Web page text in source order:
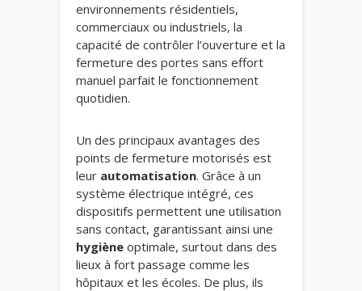
environnements résidentiels,
commerciaux ou industriels, la
capacité de contrôler l’ouverture et la
fermeture des portes sans effort
manuel parfait le fonctionnement
quotidien.
Un des principaux avantages des
points de fermeture motorisés est
leur automatisation. Grâce à un
système électrique intégré, ces
dispositifs permettent une utilisation
sans contact, garantissant ainsi une
hygiène optimale, surtout dans des
lieux à fort passage comme les
hôpitaux et les écoles. De plus, ils